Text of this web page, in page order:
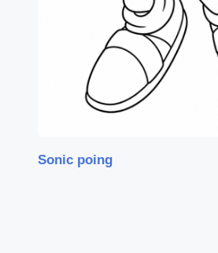
Sonic poing